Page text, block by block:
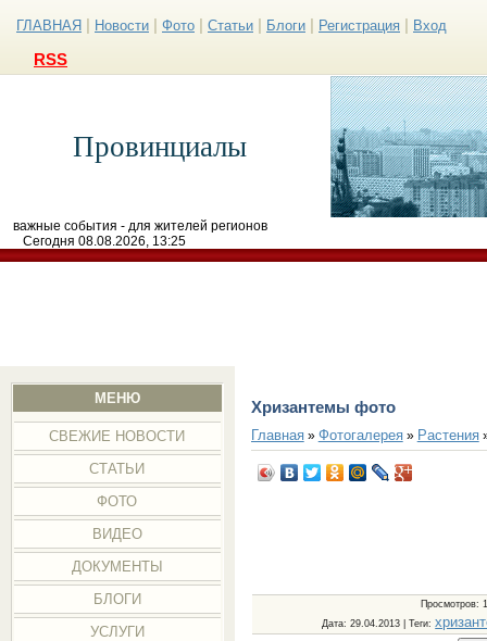
ГЛАВНАЯ Новости Фото Статьи Блоги Регистрация Вход
RSS
Провинциалы
важные события - для жителей регионов
Сегодня 08.08.2026, 13:25
МЕНЮ
СВЕЖИЕ НОВОСТИ
СТАТЬИ
ФОТО
ВИДЕО
ДОКУМЕНТЫ
БЛОГИ
УСЛУГИ
Хризантемы фото
Главная» Фотогалерея» Растения
Просмотров:
Дата: 29.04.2013 |Теги: